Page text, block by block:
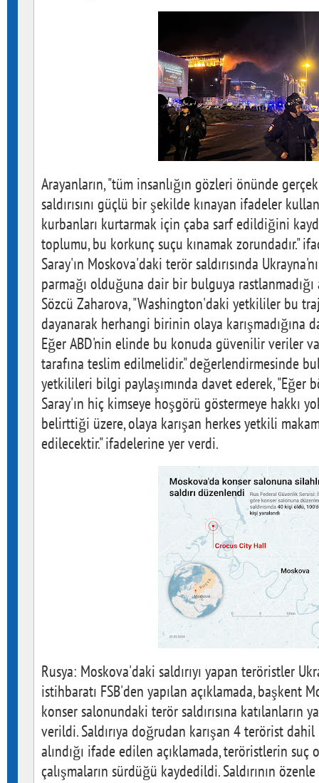
Arayanların, "tüm insanlığın gözleri önünde
saldırısını güçlü bir şekilde kınayan ifadeler
kurbanları kurtarmak için çaba sarf edildiğini
toplumu, bu korkunç suçu kınamak zorundadır."
Saray'ın Moskova'daki terör saldırısında
parmağı olduğuna dair bir bulguya rastlanmadığı
Sözcü Zaharova, "Washington'daki yetkililer bu
dayanarak herhangi birinin olaya karışmadığına
Eğer ABD'nin elinde bu konuda güvenilir veriler
tarafına teslim edilmelidir." değerlendirmesinde
yetkilileri bilgi paylaşımında davet ederek, "Eğer
Saray'ın hiç kimseye hoşgörü göstermeye hakkı
belirttiği üzere, olaya karışan herkes yetkili
edilecektir." ifadelerine yer verdi.
Rusya: Moskova'daki saldırıyı yapan teröristler
istihbaratı FSB'den yapılan açıklamada, başkent
konser salonundaki terör saldırısına katılanların
verildi. Saldırıya doğrudan karışan 4 terörist
alındığı ifade edilen açıklamada, teröristlerin
çalışmaların sürdüğü kaydedildi. Saldırının